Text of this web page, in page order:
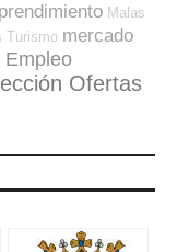
Malas
Turismo mercado
Empleo
Ofertas